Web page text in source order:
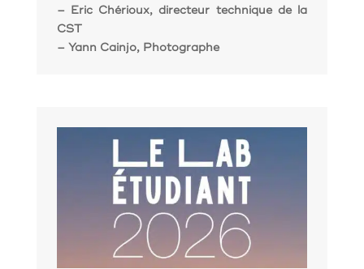
– Eric Chérioux, directeur technique de la
CST
– Yann Cainjo, Photographe